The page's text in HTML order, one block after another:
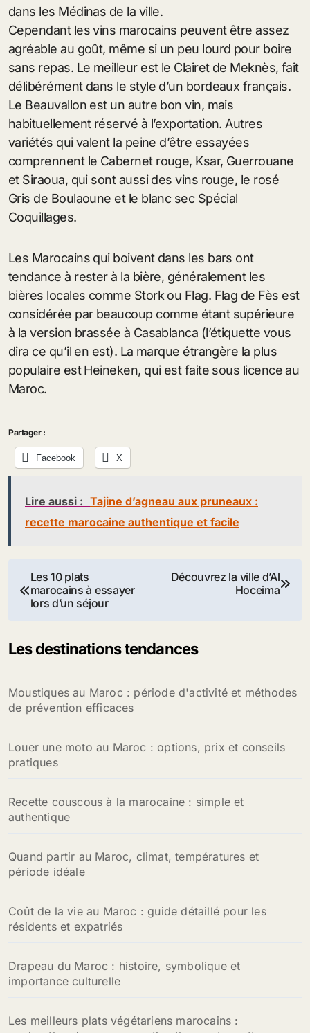
dans les Médinas de la ville.
Cependant les vins marocains peuvent être assez
agréable au goût, même si un peu lourd pour boire
sans repas. Le meilleur est le Clairet de Meknès, fait
délibérément dans le style d’un bordeaux français.
Le Beauvallon est un autre bon vin, mais
habituellement réservé à l’exportation. Autres
variétés qui valent la peine d’être essayées
comprennent le Cabernet rouge, Ksar, Guerrouane
et Siraoua, qui sont aussi des vins rouge, le rosé
Gris de Boulaoune et le blanc sec Spécial
Coquillages.
Les Marocains qui boivent dans les bars ont
tendance à rester à la bière, généralement les
bières locales comme Stork ou Flag. Flag de Fès est
considérée par beaucoup comme étant supérieure
à la version brassée à Casablanca (l’étiquette vous
dira ce qu’il en est). La marque étrangère la plus
populaire est Heineken, qui est faite sous licence au
Maroc.
Partager :
Facebook X
Lire aussi : Tajine d’agneau aux pruneaux :
recette marocaine authentique et facile
Navigation
de
Les 10 plats
marocains à essayer
lors d’un séjour
Découvrez la ville d’Al
Hoceima
Les destinations tendances
Moustiques au Maroc : période d'activité et méthodes
de prévention efficaces
Louer une moto au Maroc : options, prix et conseils
pratiques
Recette couscous à la marocaine : simple et
authentique
Quand partir au Maroc, climat, températures et
période idéale
Coût de la vie au Maroc : guide détaillé pour les
résidents et expatriés
Drapeau du Maroc : histoire, symbolique et
importance culturelle
Les meilleurs plats végétariens marocains :